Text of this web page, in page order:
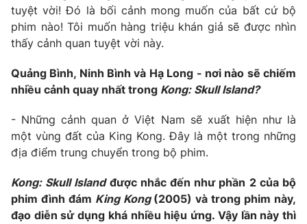
VTV9 VTV8
THỜI BÁO VTV
Cơ quan chủ quản:Đài Truyền hình Việt Nam
tuyệt vời! Đó là bối cảnh mong muốn của bất cứ bộ
phim nào! Tôi muốn hàng triệu khán giả sẽ được nhìn
thấy cảnh quan tuyệt vời này.
Quảng Bình, Ninh Bình và Hạ Long - nơi nào sẽ chiếm
nhiều cảnh quay nhất trong Kong: Skull Island?
- Những cảnh quan ở Việt Nam sẽ xuất hiện như là
một vùng đất của King Kong. Đây là một trong những
địa điểm trung chuyển trong bộ phim.
Kong: Skull Islandđược nhắc đến như phần 2 của bộ
phim đình đám King Kong(2005) và trong phim này,
đạo diễn sử dụng khá nhiều hiệu ứng. Vậy lần này thì